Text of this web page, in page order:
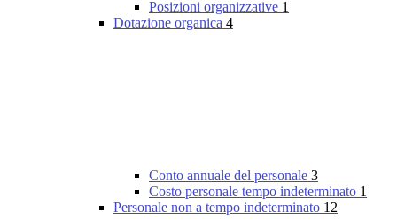
Posizioni organizzative 1
Dotazione organica 4
Conto annuale del personale 3
Costo personale tempo indeterminato 1
Personale non a tempo indeterminato 12